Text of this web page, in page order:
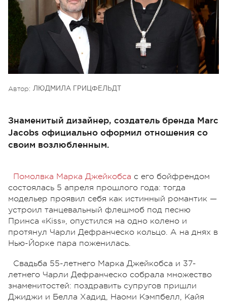
Автор: ЛЮДМИЛА ГРИЦФЕЛЬДТ
Знаменитый дизайнер, создатель бренда Marc
Jacobs официально оформил отношения со
своим возлюбленным.
Помолвка Марка Джейкобса с его бойфрендом
состоялась 5 апреля прошлого года: тогда
модельер проявил себя как истинный романтик —
устроил танцевальный флешмоб под песню
Принса «Kiss», опустился на одно колено и
протянул Чарли Дефранческо кольцо. А на днях в
Нью-Йорке пара поженилась.
Свадьба 55-летнего Марка Джейкобса и 37-
летнего Чарли Дефранческо собрала множество
знаменитостей: поздравить супругов пришли
Джиджи и Белла Хадид, Наоми Кэмпбелл, Кайя